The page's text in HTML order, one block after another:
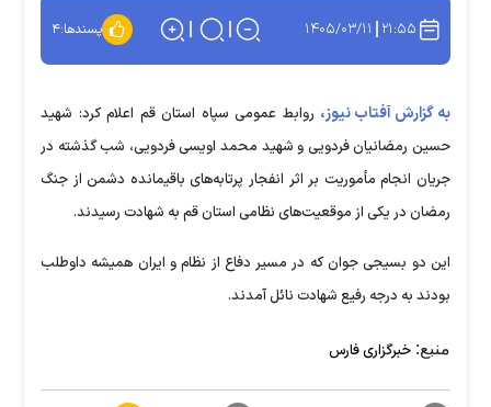
۲۱:۵۵ ۱۴۰۵/۰۳/۱۱ پسندها:۴
به گزارش آفتاب نیوز، روابط عمومی سپاه استان قم اعلام کرد: شهید
حسین رمضانیان فردویی و شهید محمد اویسی فردویی، شب گذشته در
جریان انجام مأموریت بر اثر انفجار پرتابه‌های باقیمانده دشمن از جنگ
رمضان در یکی از موقعیت‌های نظامی استان قم به شهادت رسیدند.
این دو بسیجی جوان که در مسیر دفاع از نظام و ایران همیشه داوطلب
بودند به درجه رفیع شهادت نائل آمدند.
منبع: خبرگزاری فارس